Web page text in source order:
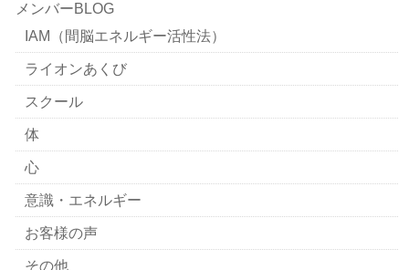
メンバーBLOG
IAM（間脳エネルギー活性法）
ライオンあくび
スクール
体
心
意識・エネルギー
お客様の声
その他